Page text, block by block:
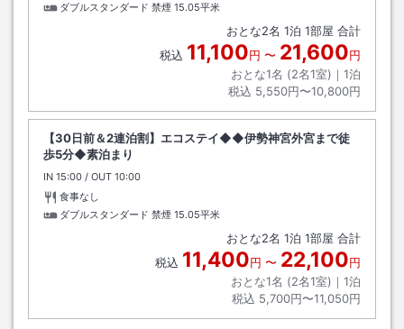
ダブルスタンダード 禁煙 15.05平米
おとな2名 1泊 1部屋 合計
税込 11,100円 〜 21,600円
おとな1名 (2名1室)｜ 1泊
税込 5,550円〜10,800円
【30日前＆2連泊割】エコステイ◆◆伊勢神宮外宮まで徒
歩5分◆素泊まり
IN チェックイン
15:00 / OUT チェックアウト
10:00
食事なし
ダブルスタンダード 禁煙 15.05平米
おとな2名 1泊 1部屋 合計
税込 11,400円 〜 22,100円
おとな1名 (2名1室)｜ 1泊
税込 5,700円〜11,050円